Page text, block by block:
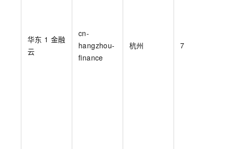
华东 1 金融
云
cn-
hangzhou-
finance
杭州 7